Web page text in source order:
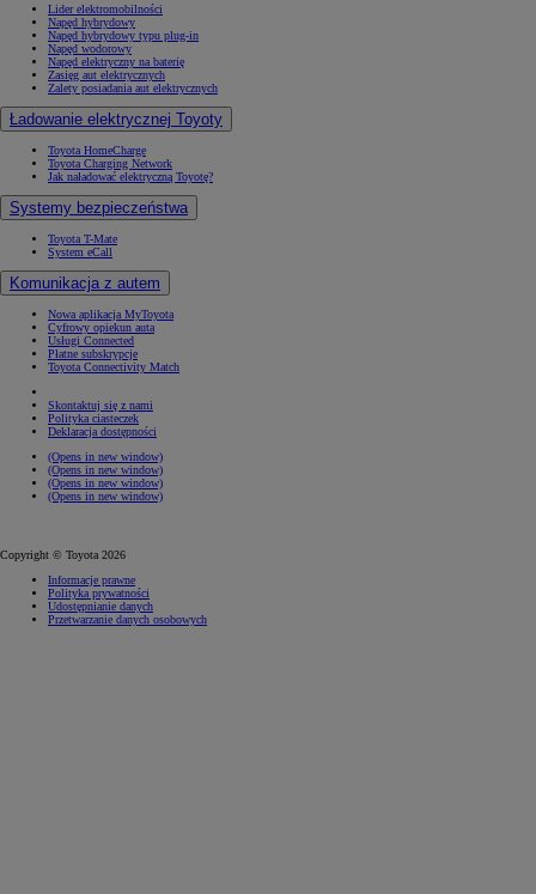
Lider elektromobilności
Napęd hybrydowy
Napęd hybrydowy typu plug-in
Napęd wodorowy
Napęd elektryczny na baterię
Zasięg aut elektrycznych
Zalety posiadania aut elektrycznych
Ładowanie elektrycznej Toyoty
Toyota HomeCharge
Toyota Charging Network
Jak naładować elektryczną Toyotę?
Systemy bezpieczeństwa
Toyota T-Mate
System eCall
Komunikacja z autem
Nowa aplikacja MyToyota
Cyfrowy opiekun auta
Usługi Connected
Płatne subskrypcje
Toyota Connectivity Match
Skontaktuj się z nami
Polityka ciasteczek
Deklaracja dostępności
(Opens in new window)
(Opens in new window)
(Opens in new window)
(Opens in new window)
Copyright © Toyota 2026
Informacje prawne
Polityka prywatności
Udostępnianie danych
Przetwarzanie danych osobowych